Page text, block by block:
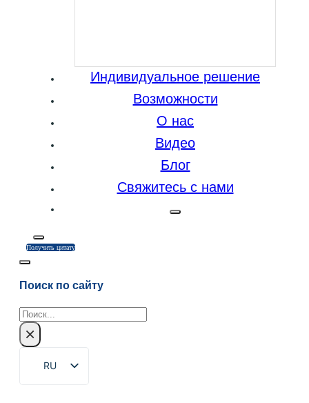
Индивидуальное решение
Возможности
О нас
Видео
Блог
Свяжитесь с нами
Получить цитату
Поиск по сайту
Поиск
×
RU
EN